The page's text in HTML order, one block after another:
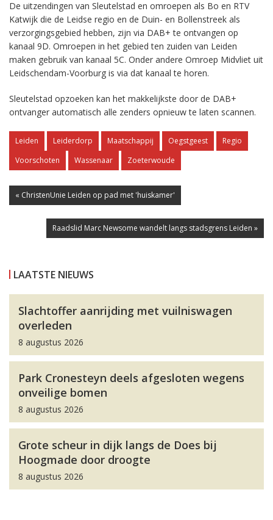
De uitzendingen van Sleutelstad en omroepen als Bo en RTV
Katwijk die de Leidse regio en de Duin- en Bollenstreek als
verzorgingsgebied hebben, zijn via DAB+ te ontvangen op
kanaal 9D. Omroepen in het gebied ten zuiden van Leiden
maken gebruik van kanaal 5C. Onder andere Omroep Midvliet uit
Leidschendam-Voorburg is via dat kanaal te horen.
Sleutelstad opzoeken kan het makkelijkste door de DAB+
ontvanger automatisch alle zenders opnieuw te laten scannen.
Leiden Leiderdorp Maatschappij Oegstgeest
Regio
Voorschoten
Wassenaar Zoeterwoude
« ChristenUnie Leiden op pad met 'huiskamer'
Raadslid Marc Newsome wandelt langs stadsgrens Leiden »
LAATSTE NIEUWS
Slachtoffer aanrijding met vuilniswagen
overleden
8 augustus 2026
Park Cronesteyn deels afgesloten wegens
onveilige bomen
8 augustus 2026
Grote scheur in dijk langs de Does bij
Hoogmade door droogte
8 augustus 2026